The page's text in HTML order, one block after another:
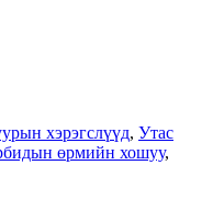
хэрэгслүүд, Утас
өрмийн хошуу,